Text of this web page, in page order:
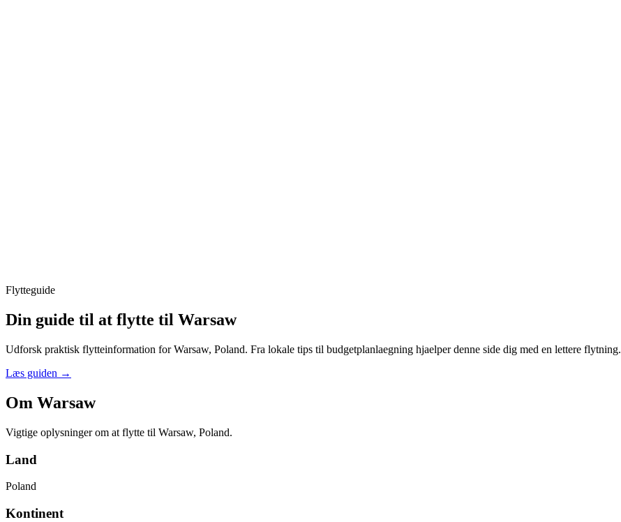
Flytteguide
Din guide til at flytte til Warsaw
Udforsk praktisk flytteinformation for Warsaw, Poland. Fra lokale tips til budgetplanlaegning hjaelper denne side dig med en lettere flytning.
Læs guiden →
Om Warsaw
Vigtige oplysninger om at flytte til Warsaw, Poland.
Land
Poland
Kontinent